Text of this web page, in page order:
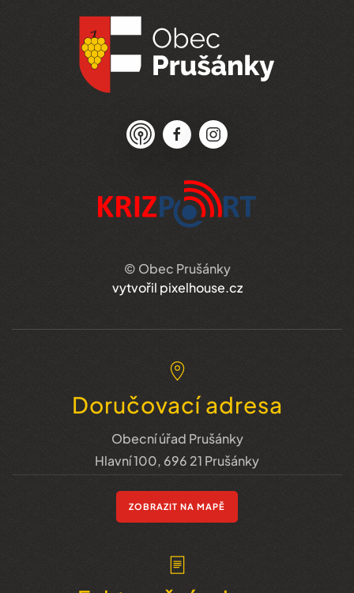
© Obec Prušánky
vytvořil pixelhouse.cz
Doručovací adresa
Obecní úřad Prušánky
Hlavní 100, 696 21 Prušánky
ZOBRAZIT NA MAPĚ